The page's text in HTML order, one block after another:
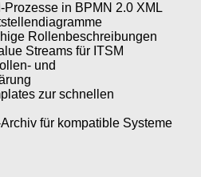
Prozesse in BPMN 2.0 XML
Rollenbeschreibungen
Streams für ITSM
und
zur schnellen
für kompatible Systeme